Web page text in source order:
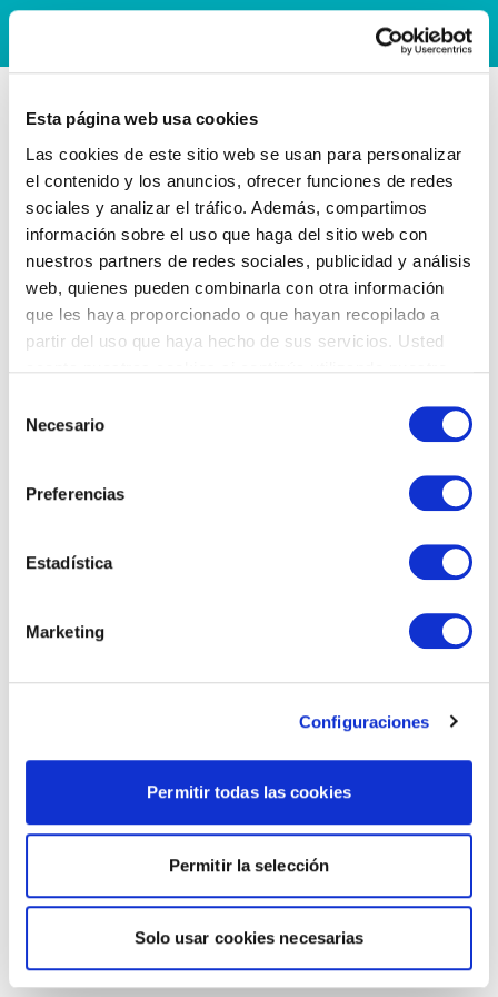
Esta página web usa cookies
Las cookies de este sitio web se usan para personalizar
el contenido y los anuncios, ofrecer funciones de redes
sociales y analizar el tráfico. Además, compartimos
información sobre el uso que haga del sitio web con
nuestros partners de redes sociales, publicidad y análisis
web, quienes pueden combinarla con otra información
que les haya proporcionado o que hayan recopilado a
partir del uso que haya hecho de sus servicios. Usted
Necesario
Preferencias
Estadística
Marketing
Configuraciones
Permitir todas las cookies
Permitir la selección
Solo usar cookies necesarias